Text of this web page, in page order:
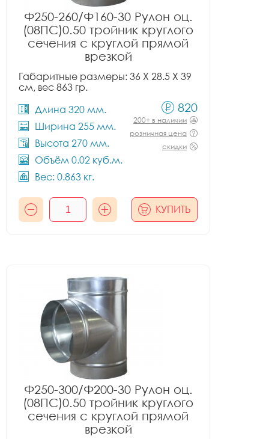
Ф250-260/Ф160-30 Рулон оц.
(08ПС)0.50 тройник круглого
сечения с круглой прямой
врезкой
Габаритные размеры: 36 X 28.5 X 39
см, вес 863 гр.
Длина 320 мм.
Ширина 255 мм.
Высота 270 мм.
Объём 0.02 куб.м.
Вес: 0.863 кг.
820
200+ в наличии
розничная цена
скидки
КУПИТЬ
Ф250-300/Ф200-30 Рулон оц.
(08ПС)0.50 тройник круглого
сечения с круглой прямой
врезкой